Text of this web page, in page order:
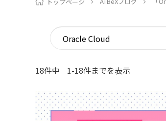
18件中 1-18件までを表示